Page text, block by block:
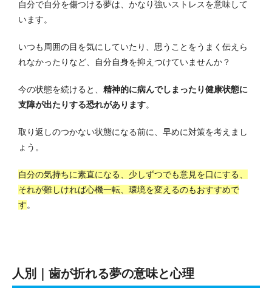
自分で自分を傷つける夢は、かなり強いストレスを意味して
います。
いつも周囲の目を気にしていたり、思うことをうまく伝えら
れなかったりなど、自分自身を抑えつけていませんか？
今の状態を続けると、 精神的に病んでしまったり健康状態に
支障が出たりする恐れがあります。
取り返しのつかない状態になる前に、早めに対策を考えまし
ょう。
自分の気持ちに素直になる、少しずつでも意見を口にする、
それが難しければ心機一転、環境を変えるのもおすすめで
す。
人別｜歯が折れる夢の意味と心理